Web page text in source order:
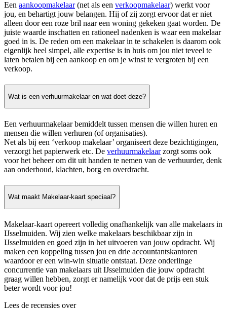
Een aankoopmakelaar(net als een verkoopmakelaar) werkt voor
jou, en behartigt jouw belangen. Hij of zij zorgt ervoor dat er niet
alleen door een roze bril naar een woning gekeken gaat worden. De
juiste waarde inschatten en rationeel nadenken is waar een makelaar
goed in is. De reden om een makelaar in te schakelen is daarom ook
eigenlijk heel simpel, alle expertise is in huis om jou niet teveel te
laten betalen bij een aankoop en om je winst te vergroten bij een
verkoop.
Wat is een verhuurmakelaar en wat doet deze?
Een verhuurmakelaar bemiddelt tussen mensen die willen huren en
mensen die willen verhuren (of organisaties).
Net als bij een ‘verkoop makelaar’ organiseert deze bezichtigingen,
verzorgt het papierwerk etc. De verhuurmakelaarzorgt soms ook
voor het beheer om dit uit handen te nemen van de verhuurder, denk
aan onderhoud, klachten, borg en overdracht.
Wat maakt Makelaar-kaart speciaal?
Makelaar-kaart opereert volledig onafhankelijk van alle makelaars in
IJsselmuiden. Wij zien welke makelaars beschikbaar zijn in
IJsselmuiden en goed zijn in het uitvoeren van jouw opdracht. Wij
maken een koppeling tussen jou en drie accountantskantoren
waardoor er een win-win situatie ontstaat. Deze onderlinge
concurrentie van makelaars uit IJsselmuiden die jouw opdracht
graag willen hebben, zorgt er namelijk voor dat de prijs een stuk
beter wordt voor jou!
Lees de recensies over